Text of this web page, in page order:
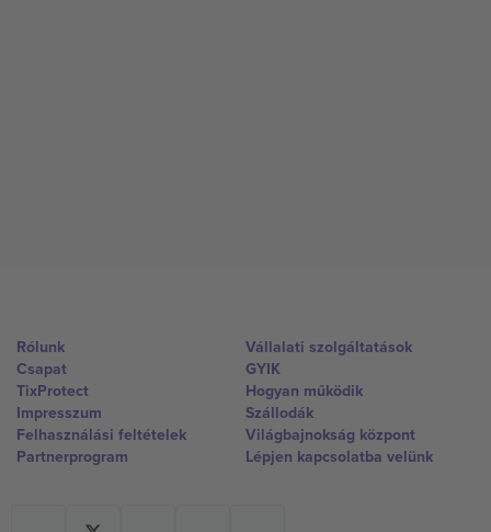
Rólunk
Csapat
TixProtect
Impresszum
Felhasználási feltételek
Partnerprogram
Vállalati szolgáltatások
GYIK
Hogyan működik
Szállodák
Világbajnokság központ
Lépjen kapcsolatba velünk